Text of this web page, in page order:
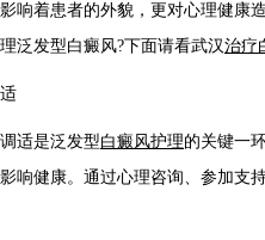
响着患者的外貌，更对心理健康
泛发型白癜风?下面请看武汉治疗
适是泛发型白癜风护理的关键一
响健康。通过心理咨询、参加支